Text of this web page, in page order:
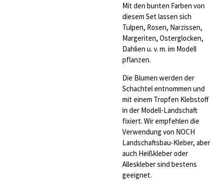
Mit den bunten Farben von
diesem Set lassen sich
Tulpen, Rosen, Narzissen,
Margeriten, Osterglocken,
Dahlien u. v. m. im Modell
pflanzen.
Die Blumen werden der
Schachtel entnommen und
mit einem Tropfen Klebstoff
in der Modell-Landschaft
fixiert. Wir empfehlen die
Verwendung von NOCH
Landschaftsbau-Kleber, aber
auch Heißkleber oder
Alleskleber sind bestens
geeignet.